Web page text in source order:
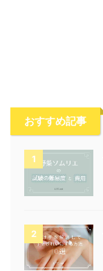
おすすめ記事
1
2